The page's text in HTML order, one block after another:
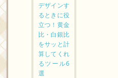
デザインす
るときに役
立つ！黄金
比・白銀比
をサッと計
算してくれ
るツール6
選